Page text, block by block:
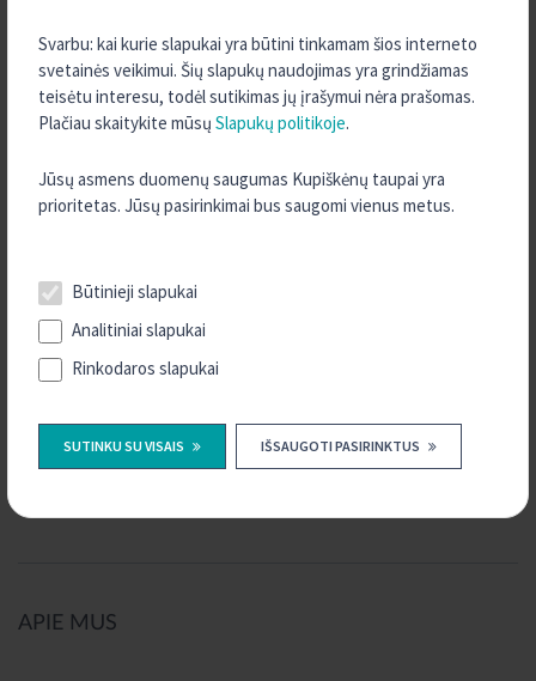
Svarbu: kai kurie slapukai yra būtini tinkamam šios interneto
svetainės veikimui. Šių slapukų naudojimas yra grindžiamas
teisėtu interesu, todėl sutikimas jų įrašymui nėra prašomas.
Plačiau skaitykite mūsų Slapukų politikoje.
Jūsų asmens duomenų saugumas Kupiškėnų taupai yra
prioritetas. Jūsų pasirinkimai bus saugomi vienus metus.
Būtinieji slapukai
Analitiniai slapukai
Rinkodaros slapukai
SUTINKU SU VISAIS IŠSAUGOTI PASIRINKTUS
skiriama valdybos nariams (6 nariai); po 1000 EUR/metams skiriama
paskolų komiteto nariams (3 nariai).
Nuspręsta: pašalinti kredito unijos narius šiais pagrindais: nevykdo
Kredito unijos „Kupiškėnų taupa“ valdyba
APIE MUS